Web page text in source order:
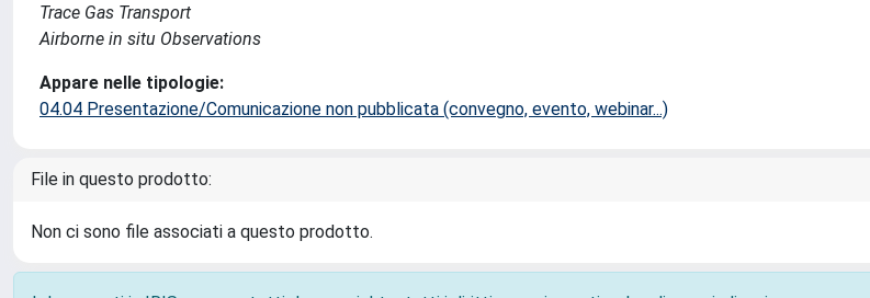
Trace Gas Transport
Airborne in situ Observations
Appare nelle tipologie:
04.04 Presentazione/Comunicazione non pubblicata (convegno, evento, webinar...)
File in questo prodotto:
Non ci sono file associati a questo prodotto.